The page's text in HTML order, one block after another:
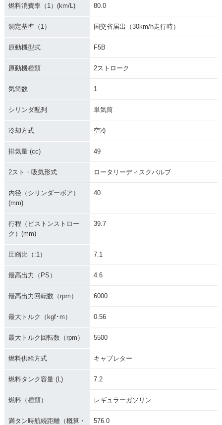
燃料消費率（1）(km/L) 80.0
測定基準（1） 国交省届出（30km/h走行時）
原動機型式 F5B
原動機種類 2ストローク
気筒数 1
シリンダ配列 単気筒
冷却方式 空冷
排気量 (cc) 49
2スト・吸気形式 ロータリーディスクバルブ
内径（シリンダーボア）
(mm)
40
行程（ピストンストロー
ク）(mm)
39.7
圧縮比（:1） 7.1
最高出力（PS） 4.6
最高出力回転数（rpm） 6000
最大トルク（kgf･m） 0.56
最大トルク回転数（rpm） 5500
燃料供給方式 キャブレター
燃料タンク容量 (L) 7.2
燃料（種類） レギュラーガソリン
満タン時航続距離（概算・
576.0